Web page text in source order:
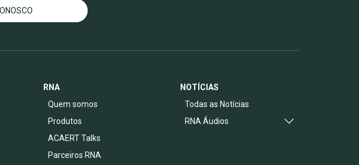
RNA
Quem somos
Produtos
ACAERT Talks
Parceiros RNA
NOTÍCIAS
Todas as Notícias
RNA Áudios